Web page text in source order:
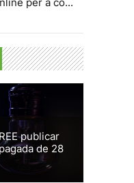
per a co...
publicar
de 28